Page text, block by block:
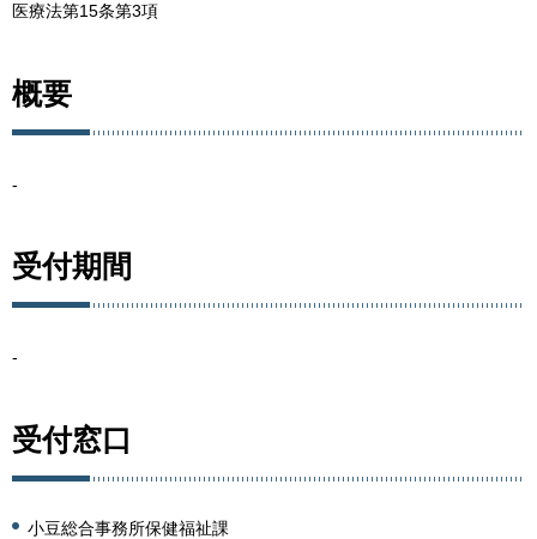
医療法第15条第3項
概要
-
受付期間
-
受付窓口
小豆総合事務所保健福祉課